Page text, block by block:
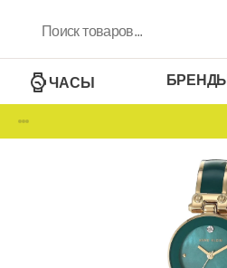
ЧАСЫ БРЕНДЫ